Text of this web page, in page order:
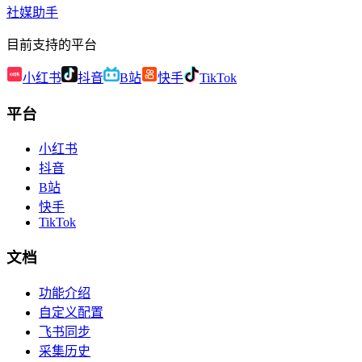
社媒助手
目前支持的平台
小红书 抖音 B站 快手 TikTok
平台
小红书
抖音
B站
快手
TikTok
文档
功能介绍
自定义配置
飞书同步
采集历史